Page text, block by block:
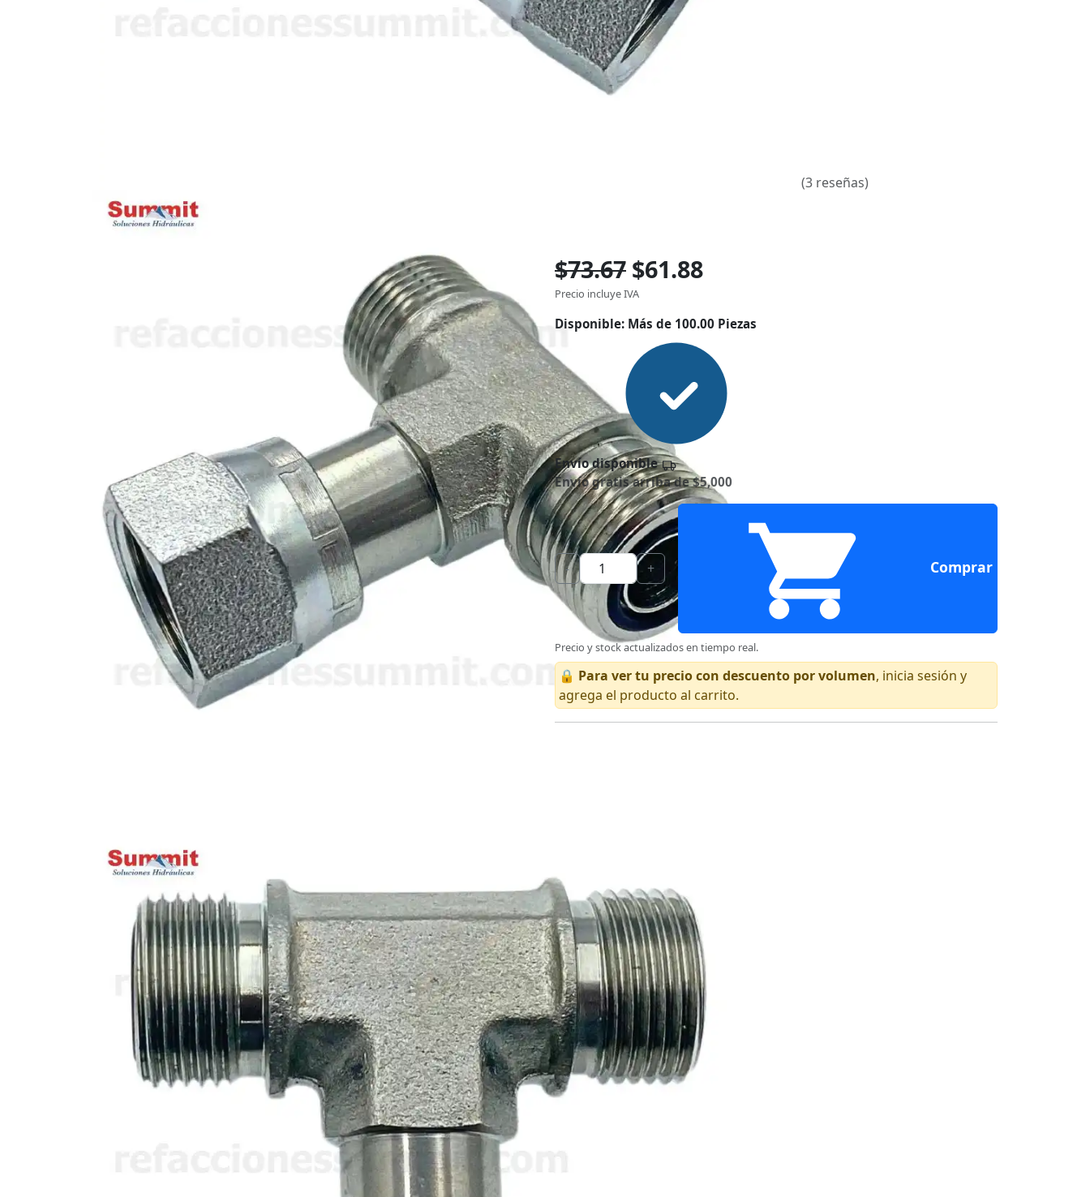
(3 reseñas)
$73.67 $61.88
Precio incluye IVA
Disponible: Más de 100.00 Piezas
Envío disponible
Envío gratis arriba de $5,000
- + Comprar
Precio y stock actualizados en tiempo real.
🔒 Para ver tu precio con descuento por volumen, inicia sesión y
agrega el producto al carrito.